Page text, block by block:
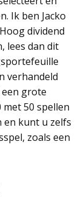
Ik ben Jacko
dividend
lees dan dit
verhandeld
grote
50 spellen
en kunt u zelfs
zoals een